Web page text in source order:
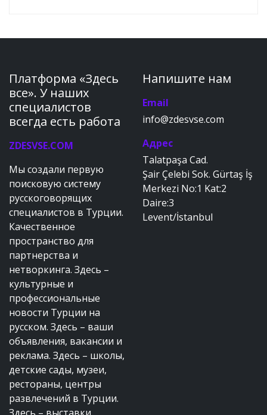
Платформа «Здесь
все». У наших
специалистов
всегда есть работа
ZDESVSE.COM
Мы создали первую
поисковую систему
русскоговорящих
специалистов в Турции.
Качественное
пространство для
партнерства и
нетворкинга. Здесь –
культурные и
профессиональные
новости Турции на
русском. Здесь – ваши
объявления, вакансии и
реклама. Здесь – школы,
детские сады, музеи,
рестораны, центры
развлечений в Турции.
Напишите нам
Email
info@zdesvse.com
Адрес
Talatpaşa Cad.
Şair Çelebi Sok. Gürtaş İş
Merkezi No:1 Kat:2
Daire:3
Levent/İstanbul